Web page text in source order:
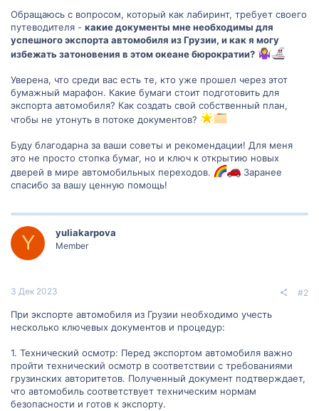
Обращаюсь с вопросом, который как лабиринт, требует своего
путеводителя - какие документы мне необходимы для
успешного экспорта автомобиля из Грузии, и как я могу
избежать затоновения в этом океане бюрократии?
Уверена, что среди вас есть те, кто уже прошел через этот
бумажный марафон. Какие бумаги стоит подготовить для
экспорта автомобиля? Как создать свой собственный план,
чтобы не утонуть в потоке документов?
Буду благодарна за ваши советы и рекомендации! Для меня
это не просто стопка бумаг, но и ключ к открытию новых
дверей в мире автомобильных переходов.
Заранее
спасибо за вашу ценную помощь!
Y yuliakarpova
Member
3 Дек 2023 #2
При экспорте автомобиля из Грузии необходимо учесть
несколько ключевых документов и процедур:
1. Технический осмотр: Перед экспортом автомобиля важно
пройти технический осмотр в соответствии с требованиями
грузинских авторитетов. Полученный документ подтверждает,
что автомобиль соответствует техническим нормам
безопасности и готов к экспорту.